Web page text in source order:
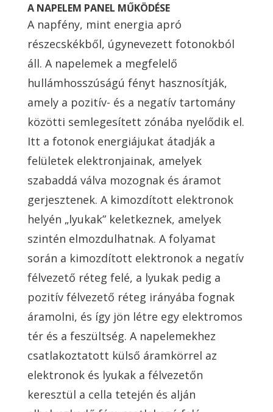
A NAPELEM PANEL MŰKÖDÉSE
A napfény, mint energia apró
részecskékből, úgynevezett fotonokból
áll. A napelemek a megfelelő
hullámhosszúságú fényt hasznosítják,
amely a pozitív- és a negatív tartomány
közötti semlegesített zónába nyelődik el.
Itt a fotonok energiájukat átadják a
felületek elektronjainak, amelyek
szabaddá válva mozognak és áramot
gerjesztenek. A kimozdított elektronok
helyén „lyukak” keletkeznek, amelyek
szintén elmozdulhatnak. A folyamat
során a kimozdított elektronok a negatív
félvezető réteg felé, a lyukak pedig a
pozitív félvezető réteg irányába fognak
áramolni, és így jön létre egy elektromos
tér és a feszültség. A napelemekhez
csatlakoztatott külső áramkörrel az
elektronok és lyukak a félvezetőn
keresztül a cella tetején és alján